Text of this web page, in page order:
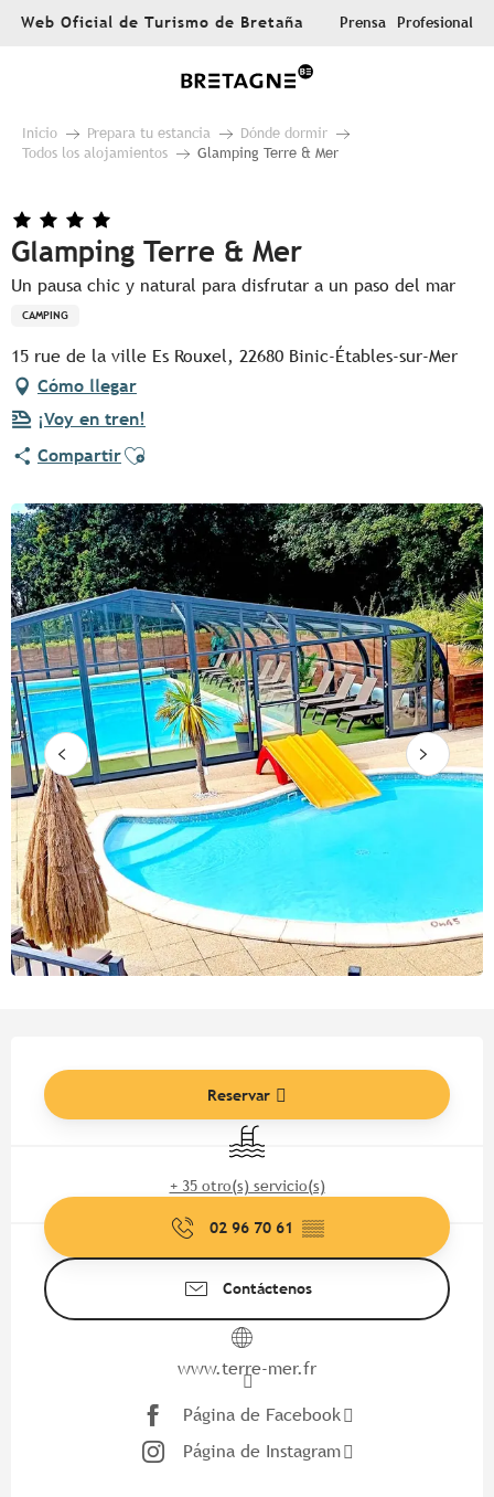
AllerWeb Oficial de Turismo de Bretaña Prensa Profesional
Inicio Prepara tu estancia
Dónde dormir
Todos los alojamientos
Glamping Terre & Mer
Glamping Terre & Mer
Un pausa chic y natural para disfrutar a un paso del mar
CAMPING
15 rue de la ville Es Rouxel, 22680 Binic-Étables-sur-Mer
Cómo llegar
¡Voy en tren!
CompartirAjouter aux favoris
Reservar
Piscina
+ 35 otro(s) servicio(s)
02 96 70 61 ▒▒
Contáctenos
www.terre-mer.fr
Página de Facebook
Página de Instagram